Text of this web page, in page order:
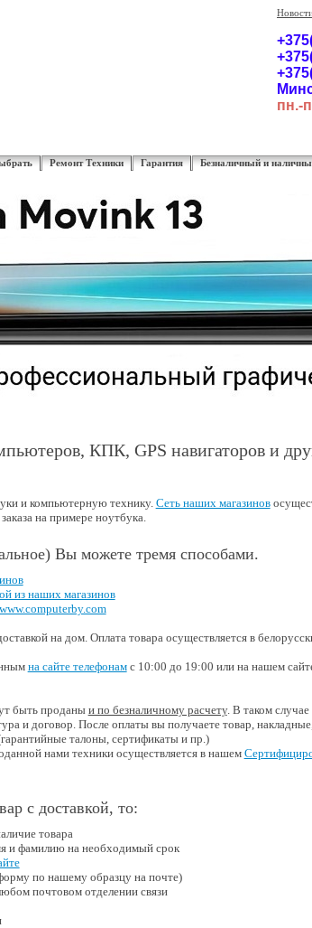
пн.-
Ремонт Техники Гарантия Безналичный и
КПК, GPS навигаторов и
и компьютерную технику.Сеть наших магазинов
на примере ноутбука.
Вы можете тремя способами.
из наших магазинов
www.computerby.com
на дом. Оплата товара осуществляется в
на сайте телефонамс 10:00 до 19:00 или на нашем
быть проданыи по безналичному расчету. В таком
и договор. После оплаты вы получаете товар,
талоны, сертификаты и пр.)
нами техники осуществляется в нашем
с доставкой, то:
товара
и фамилию на необходимый срок
по нашему образцу на почте)
почтовом отделении связи